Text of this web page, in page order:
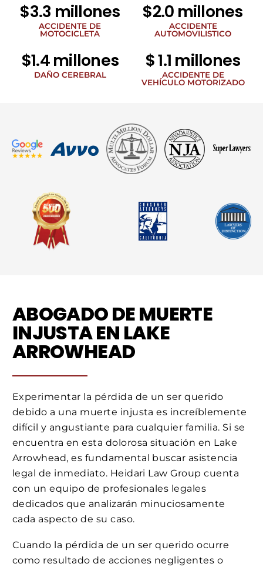
$3.3 millones
ACCIDENTE DE
MOTOCICLETA
$2.0 millones
ACCIDENTE
AUTOMOVILISTICO
$1.4 millones
DAÑO CEREBRAL
$ 1.1 millones
ACCIDENTE DE
VEHÍCULO MOTORIZADO
ABOGADO DE MUERTE
INJUSTA EN LAKE
ARROWHEAD
Experimentar la pérdida de un ser querido
debido a una muerte injusta es increíblemente
difícil y angustiante para cualquier familia. Si se
encuentra en esta dolorosa situación en Lake
Arrowhead, es fundamental buscar asistencia
legal de inmediato. Heidari Law Group cuenta
con un equipo de profesionales legales
dedicados que analizarán minuciosamente
cada aspecto de su caso.
Cuando la pérdida de un ser querido ocurre
como resultado de acciones negligentes o